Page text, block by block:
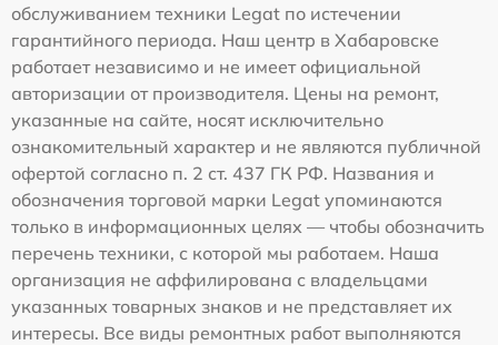
обслуживанием техники Legat по истечении
гарантийного периода. Наш центр в Хабаровске
работает независимо и не имеет официальной
авторизации от производителя. Цены на ремонт,
указанные на сайте, носят исключительно
ознакомительный характер и не являются публичной
офертой согласно п. 2 ст. 437 ГК РФ. Названия и
обозначения торговой марки Legat упоминаются
только в информационных целях — чтобы обозначить
перечень техники, с которой мы работаем. Наша
организация не аффилирована с владельцами
указанных товарных знаков и не представляет их
интересы. Все виды ремонтных работ выполняются